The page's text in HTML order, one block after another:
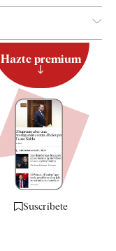
Hazte premium
Suscríbete